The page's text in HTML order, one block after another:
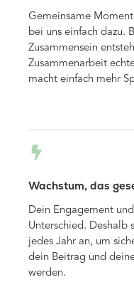
Gemeinsame
bei uns einfach dazu.
Zusammensein
Zusammenarbeit
macht einfach mehr
Wachstum, das
Dein Engagement
Unterschied. Deshalb
jedes Jahr an, um
dein Beitrag und
werden.